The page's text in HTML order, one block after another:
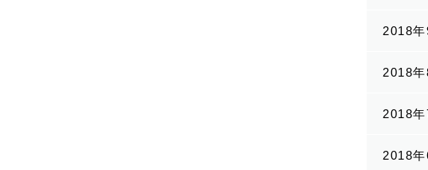
2018年
2018年
2018年
2018年